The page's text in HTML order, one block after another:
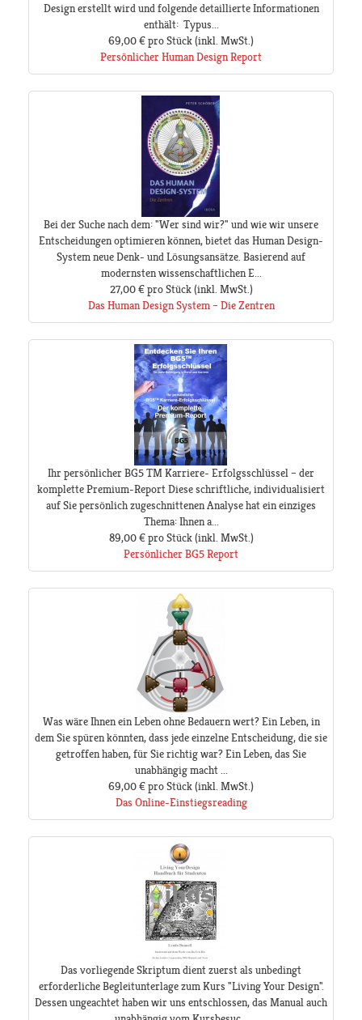
Design erstellt wird und folgende detaillierte Informationen
enthält: Typus...
69,00 €pro Stück(inkl. MwSt.)
Persönlicher Human Design Report
Bei der Suche nach dem: "Wer sind wir?" und wie wir unsere
Entscheidungen optimieren können, bietet das Human Design-
System neue Denk- und Lösungsansätze. Basierend auf
modernsten wissenschaftlichen E...
27,00 € pro Stück(inkl. MwSt.)
Das Human Design System – Die Zentren
Ihr persönlicher BG5 TM Karriere- Erfolgsschlüssel – der
komplette Premium-Report Diese schriftliche, individualisiert
auf Sie persönlich zugeschnittenen Analyse hat ein einziges
Thema: Ihnen a...
89,00 € pro Stück(inkl. MwSt.)
Persönlicher BG5 Report
Was wäre Ihnen ein Leben ohne Bedauern wert? Ein Leben, in
dem Sie spüren könnten, dass jede einzelne Entscheidung, die sie
getroffen haben, für Sie richtig war? Ein Leben, das Sie
unabhängig macht ...
69,00 €pro Stück(inkl. MwSt.)
Das Online-Einstiegsreading
Das vorliegende Skriptum dient zuerst als unbedingt
erforderliche Begleitunterlage zum Kurs "Living Your Design".
Dessen ungeachtet haben wir uns entschlossen, das Manual auch